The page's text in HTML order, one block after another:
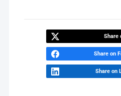
Share
Share on
Share on